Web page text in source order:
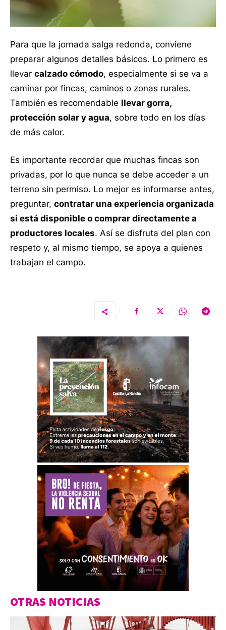
Para que la jornada salga redonda, conviene
preparar algunos detalles básicos. Lo primero es
llevar calzado cómodo, especialmente si se va a
caminar por fincas, caminos o zonas rurales.
También es recomendable llevar gorra,
protección solar y agua, sobre todo en los días
de más calor.
Es importante recordar que muchas fincas son
privadas, por lo que nunca se debe acceder a un
terreno sin permiso. Lo mejor es informarse antes,
preguntar, contratar una experiencia organizada
si está disponible o comprar directamente a
productores locales. Así se disfruta del plan con
respeto y, al mismo tiempo, se apoya a quienes
trabajan el campo.
OTRAS NOTICIAS